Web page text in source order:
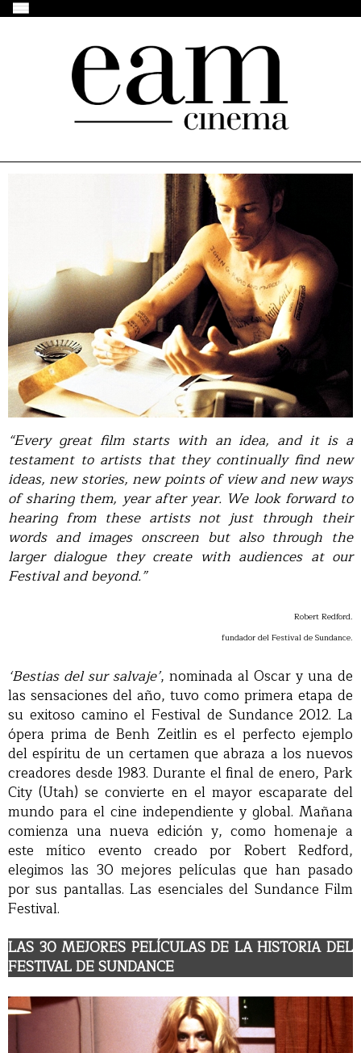
“Every great film starts with an idea, and it is a
testament to artists that they continually find new
ideas, new stories, new points of view and new ways
of sharing them, year after year. We look forward to
hearing from these artists not just through their
words and images onscreen but also through the
larger dialogue they create with audiences at our
Festival and beyond.”
Robert Redford.
fundador del Festival de Sundance.
‘Bestias del sur salvaje’, nominada al Oscar y una de
las sensaciones del año, tuvo como primera etapa de
su exitoso camino el Festival de Sundance 2012. La
ópera prima de Benh Zeitlin es el perfecto ejemplo
del espíritu de un certamen que abraza a los nuevos
creadores desde 1983. Durante el final de enero, Park
City (Utah) se convierte en el mayor escaparate del
mundo para el cine independiente y global. Mañana
comienza una nueva edición y, como homenaje a
este mítico evento creado por Robert Redford,
elegimos las 30 mejores películas que han pasado
por sus pantallas. Las esenciales del Sundance Film
Festival.
LAS 30 MEJORES PELÍCULAS DE LA HISTORIA DEL
FESTIVAL DE SUNDANCE